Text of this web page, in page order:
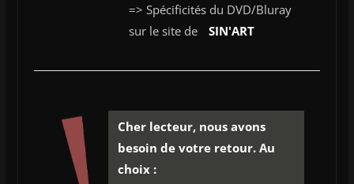
=> Spécificités du DVD/Bluray
sur le site de
SIN'ART
Cher lecteur, nous avons
besoin de votre retour. Au
choix :